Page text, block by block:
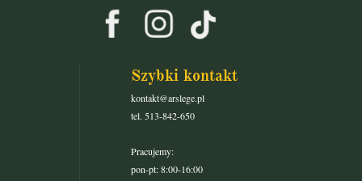
Szybki kontakt
kontakt@arslege.pl
tel. 513-842-650
Pracujemy:
pon-pt: 8:00-16:00